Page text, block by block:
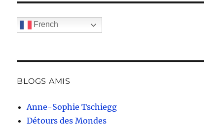
French
BLOGS AMIS
Anne-Sophie Tschiegg
Détours des Mondes